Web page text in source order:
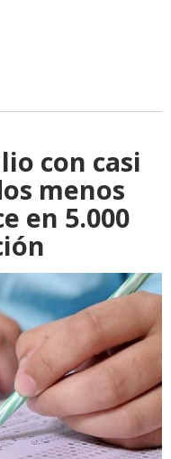
con casi
menos
en 5.000